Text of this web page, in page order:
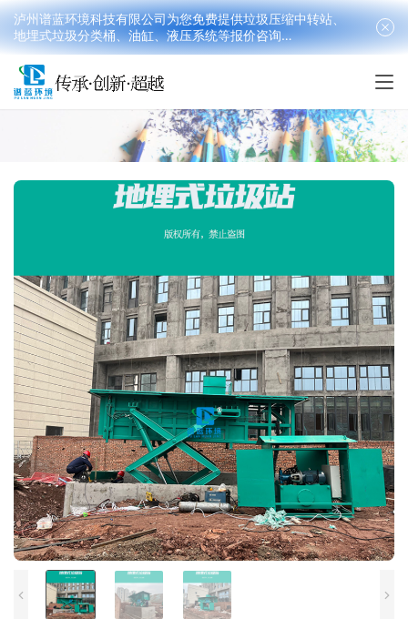
泸州谱蓝环境科技有限公司为您免费提供垃圾压缩中转站、
地埋式垃圾分类桶、油缸、液压系统等报价咨询
18090199016(韩先生）